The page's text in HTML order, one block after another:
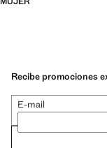
Recibe promociones
E-mail